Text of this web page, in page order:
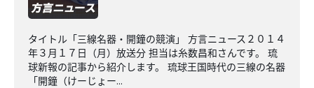
タイトル「三線名器・開鐘の競演」 方言ニュース２０１４
年３月１７日（月）放送分 担当は糸数昌和さんです。 琉
球新報の記事から紹介します。 琉球王国時代の三線の名器
「開鐘（けーじょー...